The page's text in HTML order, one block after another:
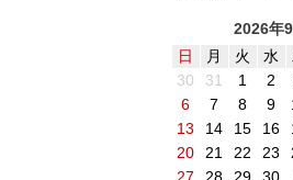
2026年9
日
月 火 水
30
31 1 2
6
7 8 9
13
14 15 16
20
21 22 23